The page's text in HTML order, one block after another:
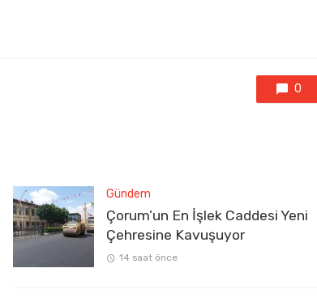
0
Gündem
Çorum’un En İşlek Caddesi Yeni
Çehresine Kavuşuyor
14 saat önce